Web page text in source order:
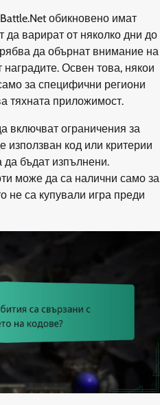
обикновено имат
да варират от няколко дни до
да обърнат внимание на
наградите. Освен това, някои
за специфични региони
тяхната приложимост.
включват ограничения за
използван код или критерии
да бъдат изпълнени.
може да са налични само за
не са купували игра преди